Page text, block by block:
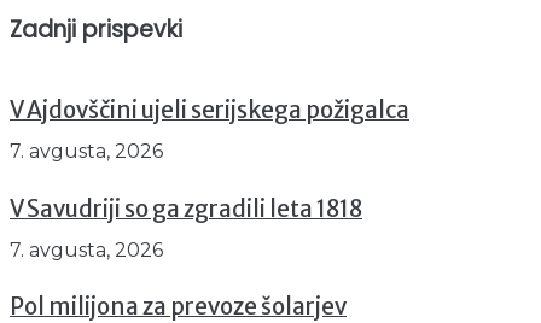
Zadnji prispevki
V Ajdovščini ujeli serijskega požigalca
7. avgusta, 2026
V Savudriji so ga zgradili leta 1818
7. avgusta, 2026
Pol milijona za prevoze šolarjev